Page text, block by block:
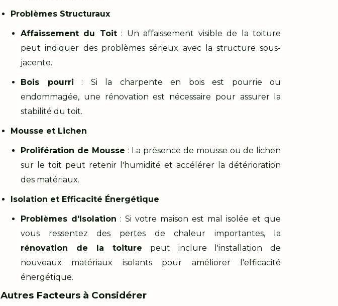
Problèmes Structuraux
Affaissement du Toit: Un affaissement visible de la toiture
peut indiquer des problèmes sérieux avec la structure sous-
jacente.
Bois pourri : Si la charpente en bois est pourrie ou
endommagée, une rénovation est nécessaire pour assurer la
stabilité du toit.
Mousse et Lichen
Prolifération de Mousse : La présence de mousse ou de lichen
sur le toit peut retenir l'humidité et accélérer la détérioration
des matériaux.
Isolation et Efficacité Énergétique
Problèmes d'Isolation : Si votre maison est mal isolée et que
vous ressentez des pertes de chaleur importantes, la
rénovation de la toiture peut inclure l'installation de
nouveaux matériaux isolants pour améliorer l'efficacité
énergétique.
Autres Facteurs à Considérer